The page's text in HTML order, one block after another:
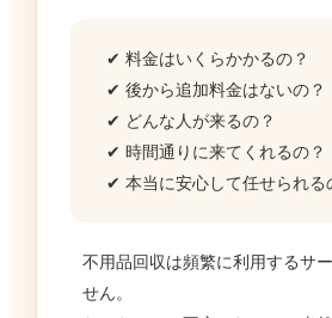
✔ 料金はいくらかかるの？
✔ 後から追加料金はないの？
✔ どんな人が来るの？
✔ 時間通りに来てくれるの？
✔ 本当に安心して任せられる
不用品回収は頻繁に利用するサ
せん。